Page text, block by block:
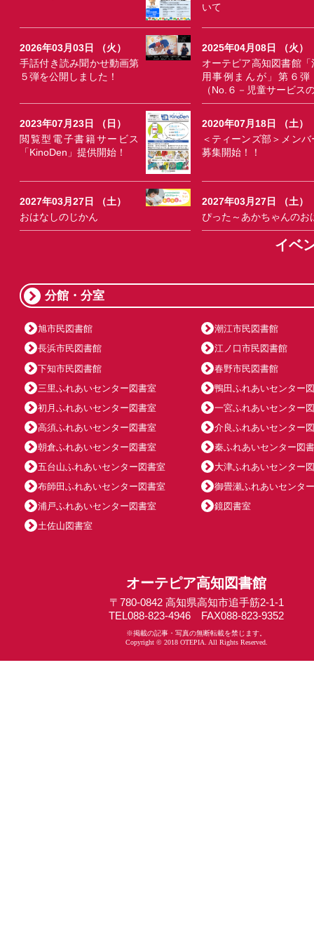
いて
2026年03月03日 （火）
手話付き読み聞かせ動画第
５弾を公開しました！
2025年04月08日 （火）
オーテピア高知図書館「
用事例まんが」第６弾
（No.６－児童サービス
2023年07月23日 （日）
閲覧型電子書籍サービス
「KinoDen」提供開始！
2020年07月18日 （土）
＜ティーンズ部＞メンバ
募集開始！！
2027年03月27日 （土）
おはなしのじかん
2027年03月27日 （土）
ぴった～あかちゃんのお
イベ
分館・分室
旭市民図書館
潮江市民図書館
長浜市民図書館
江ノ口市民図書館
下知市民図書館
春野市民図書館
三里ふれあいセンター図書室
鴨田ふれあいセンター
初月ふれあいセンター図書室
一宮ふれあいセンター
高須ふれあいセンター図書室
介良ふれあいセンター
朝倉ふれあいセンター図書室
秦ふれあいセンター図
五台山ふれあいセンター図書室
大津ふれあいセンター
布師田ふれあいセンター図書室
御畳瀬ふれあいセンタ
浦戸ふれあいセンター図書室
鏡図書室
土佐山図書室
オーテピア高知図書館
〒780-0842 高知県高知市追手筋2-1-1
TEL088-823-4946 FAX088-823-9352
※掲載の記事・写真の無断転載を禁じます。
Copyright © 2018 OTEPIA. All Rights Reserved.